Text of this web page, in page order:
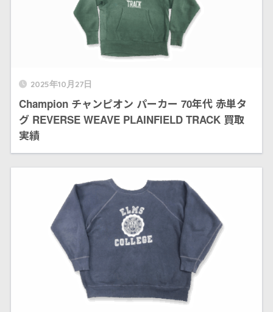
2025年10月27日
Champion チャンピオン パーカー 70年代 赤単タ
グ REVERSE WEAVE PLAINFIELD TRACK 買取
実績